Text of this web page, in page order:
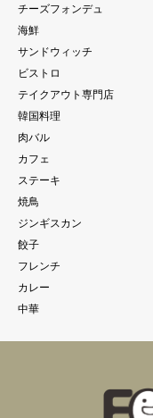
チーズフォンデュ
海鮮
サンドウィッチ
ビストロ
テイクアウト専門店
韓国料理
肉バル
カフェ
ステーキ
焼鳥
ジンギスカン
餃子
フレンチ
カレー
中華